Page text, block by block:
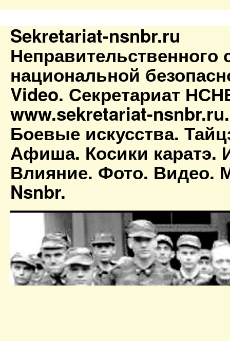
Sekretariat-nsnbr.ru
Неправительственного
национальной
Video. Секретариат
www.sekretariat-
Боевые искусства.
Афиша. Косики каратэ.
Влияние. Фото. Видео.
Nsnbr.